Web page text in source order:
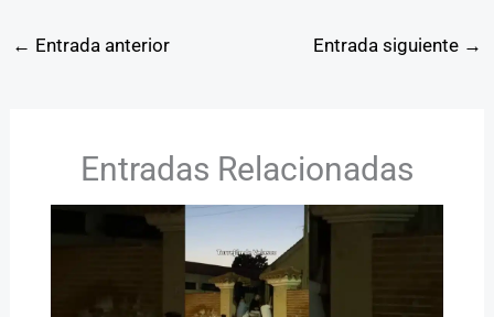
← Entrada anterior Entrada siguiente →
Entradas Relacionadas